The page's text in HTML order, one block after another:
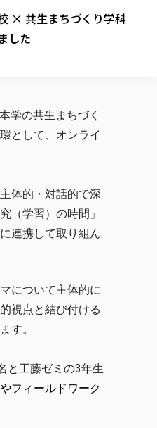
止等に関する対応
東北福祉大学通信」
について
国見キャンパス）
2に基づく情報公開
報告書
専攻 修士課程
専攻 博士課程
士課程
社会福祉学専攻 修士課程
福祉心理学専攻 修士課程
院）
み履修可能）
ート
シップ検索サイト（キャリタス
のご協力のお願い
課外活動 TOP
の活動
トリ
方針
デジタルデバイド解消に向けた
いす開発
学一如」の実践
る』次世代塾」
定
ナー
× 共生まちづくり学科
した
学の共生まちづく
として、オンライ
体的・ 対話的で深
（学習）の時間」
連携して取り組ん
について主体的に
視点と結び付ける
す。
と工藤ゼミの3年生
やフィールドワーク